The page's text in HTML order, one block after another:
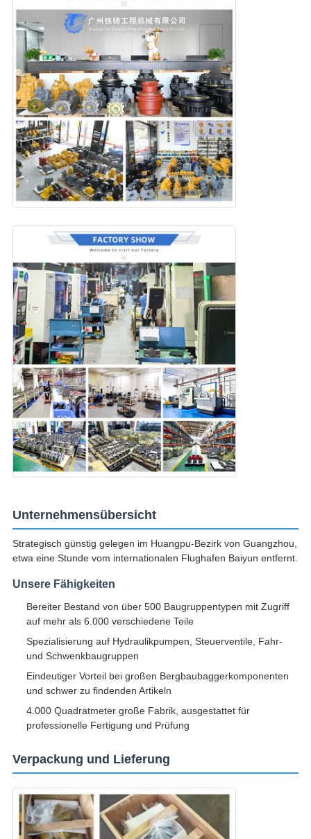
Unternehmensübersicht
Strategisch günstig gelegen im Huangpu-Bezirk von Guangzhou,
etwa eine Stunde vom internationalen Flughafen Baiyun entfernt.
Unsere Fähigkeiten
Bereiter Bestand von über 500 Baugruppentypen mit Zugriff
auf mehr als 6.000 verschiedene Teile
Spezialisierung auf Hydraulikpumpen, Steuerventile, Fahr-
und Schwenkbaugruppen
Eindeutiger Vorteil bei großen Bergbaubaggerkomponenten
und schwer zu findenden Artikeln
4.000 Quadratmeter große Fabrik, ausgestattet für
professionelle Fertigung und Prüfung
Verpackung und Lieferung